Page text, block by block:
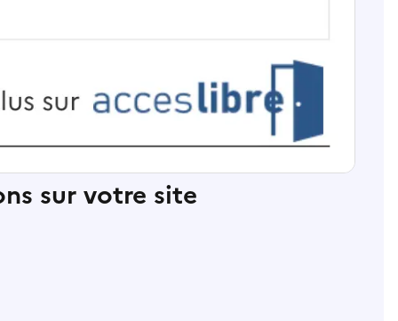
sur votre site